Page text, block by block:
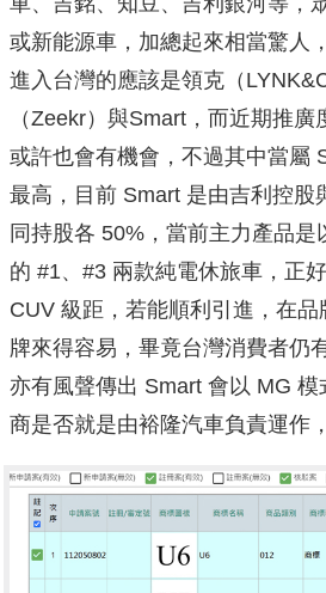
或新能源車，加總起來相當驚人
進入台灣的應該是領克（
（Zeekr）與Smart，而近期推
或許也會有機會，不過其中當屬
最高，目前 Smart 是由吉利控股
同持股各 50%，當前主力產品是
的 #1、#3 兩款純電休旅車，正
CUV 級距，若能順利引進，在
牌來得容易，畢竟台灣消費者仍
亦有風聲傳出 Smart 會以 MG
商是否就是由裕隆汽車負責運作